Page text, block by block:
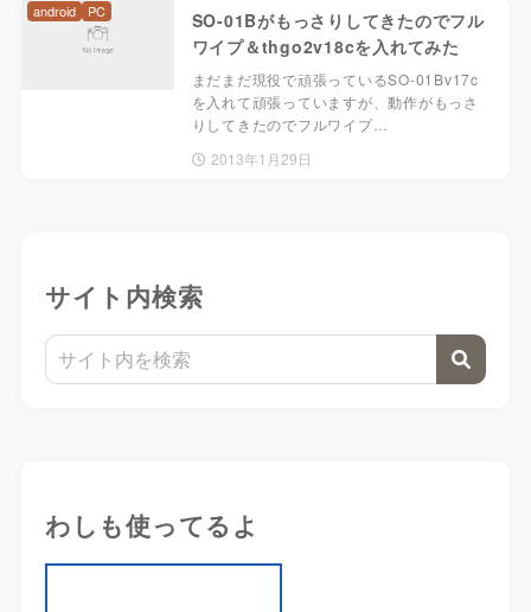
SO-01Bがもっさりしてきたのでフル
ワイプ＆thgo2v18cを入れてみた
まだまだ現役で頑張っているSO-01Bv17c
を入れて頑張っていますが、動作がもっさ
りしてきたのでフルワイプ…
2013年1月29日
android PC
サイト内検索
わしも使ってるよ